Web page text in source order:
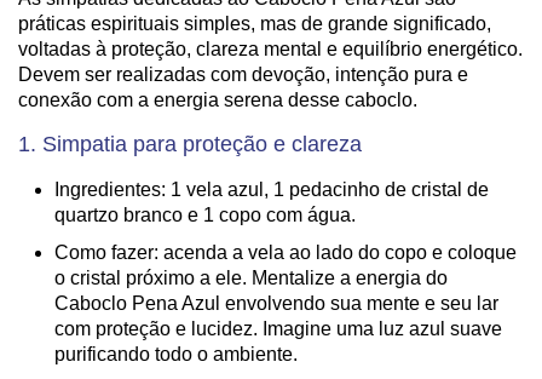
práticas espirituais simples, mas de grande significado,
voltadas à proteção, clareza mental e equilíbrio energético.
Devem ser realizadas com devoção, intenção pura e
conexão com a energia serena desse caboclo.
1. Simpatia para proteção e clareza
Ingredientes: 1 vela azul, 1 pedacinho de cristal de
quartzo branco e 1 copo com água.
Como fazer: acenda a vela ao lado do copo e coloque
o cristal próximo a ele. Mentalize a energia do
Caboclo Pena Azul envolvendo sua mente e seu lar
com proteção e lucidez. Imagine uma luz azul suave
purificando todo o ambiente.